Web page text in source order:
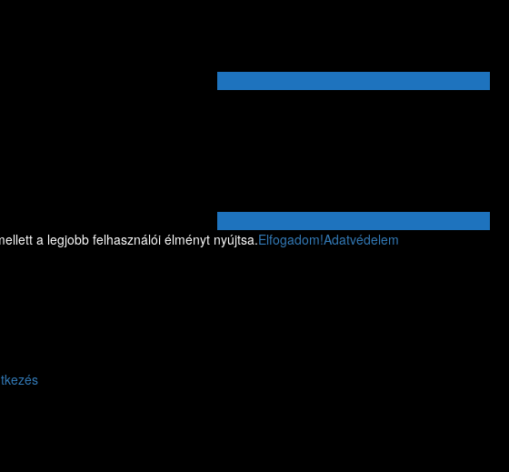
a legjobb felhasználói élményt nyújtsa.Elfogadom!Adatvédelem